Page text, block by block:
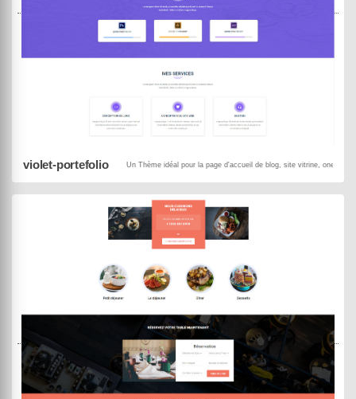
violet-portefolio Un Thème idéal pour la page d'accueil de blog, site vitrine, one
DEMO
DEMO